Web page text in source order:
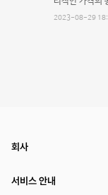
2023-08-29
회사
서비스 안내